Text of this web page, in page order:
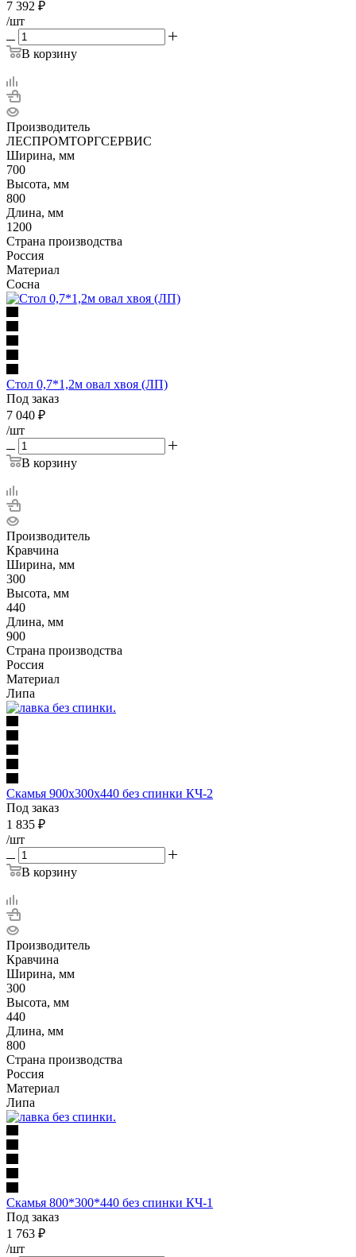
7 392 ₽
/шт
В корзину
Производитель
ЛЕСПРОМТОРГСЕРВИС
Ширина, мм
700
Высота, мм
800
Длина, мм
1200
Страна производства
Россия
Материал
Сосна
Стол 0,7*1,2м овал хвоя (ЛП)
Под заказ
7 040 ₽
/шт
В корзину
Производитель
Кравчина
Ширина, мм
300
Высота, мм
440
Длина, мм
900
Страна производства
Россия
Материал
Липа
Скамья 900х300х440 без спинки КЧ-2
Под заказ
1 835 ₽
/шт
В корзину
Производитель
Кравчина
Ширина, мм
300
Высота, мм
440
Длина, мм
800
Страна производства
Россия
Материал
Липа
Скамья 800*300*440 без спинки КЧ-1
Под заказ
1 763 ₽
/шт